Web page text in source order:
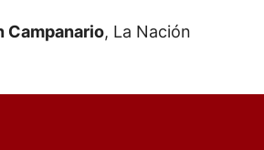
Campanario, La Nación